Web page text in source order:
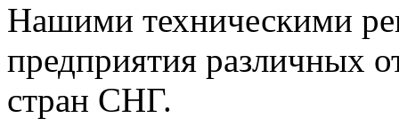
Нашими техническими
предприятия различных
стран СНГ.